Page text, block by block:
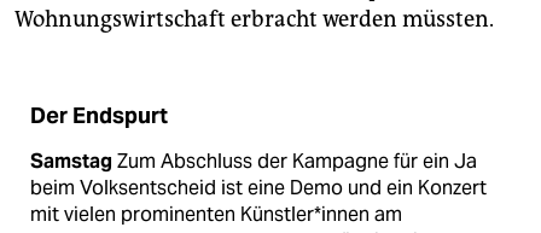
Wohnungswirtschaft erbracht werden müssten.
Der Endspurt
Samstag Zum Abschluss der Kampagne für ein Ja
beim Volksentscheid ist eine Demo und ein Konzert
mit vielen prominenten Künst­le­r*in­nen am